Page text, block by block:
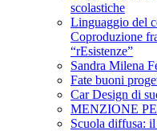
scolastiche
Linguaggio del
Coproduzione
“rEsistenze”
Sandra Milena
Fate buoni
Car Design di
MENZIONE
Scuola diffusa: